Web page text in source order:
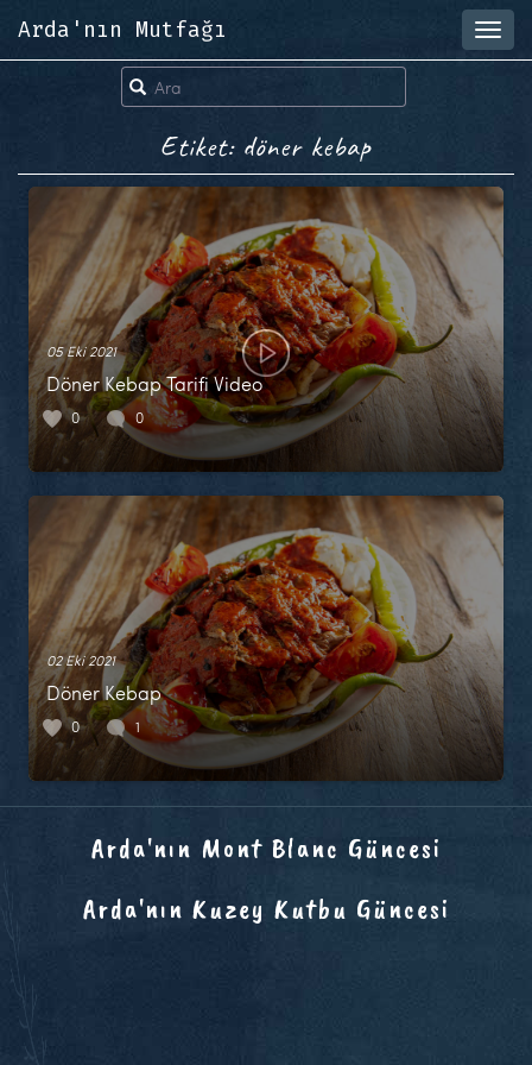
Arda'nın Mutfağı
Etiket: döner kebap
05 Eki 2021
Döner Kebap Tarifi Video
0 0
02 Eki 2021
Döner Kebap
0 1
Arda'nın Mont Blanc Güncesi
Arda'nın Kuzey Kutbu Güncesi